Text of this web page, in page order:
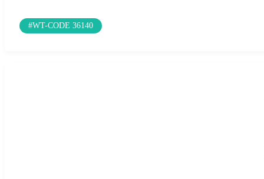
#WT-CODE 36140